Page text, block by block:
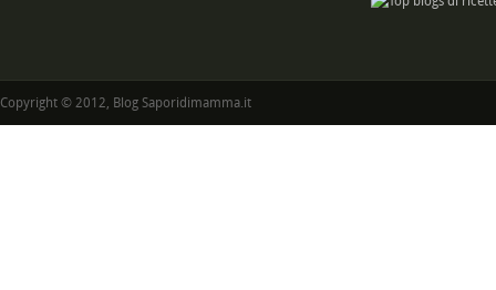
Copyright © 2012, Blog Saporidimamma.it